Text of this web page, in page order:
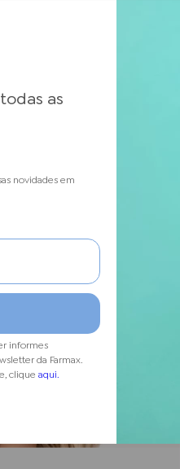
as
novidades em
informes
da Farmax.
clique aqui.